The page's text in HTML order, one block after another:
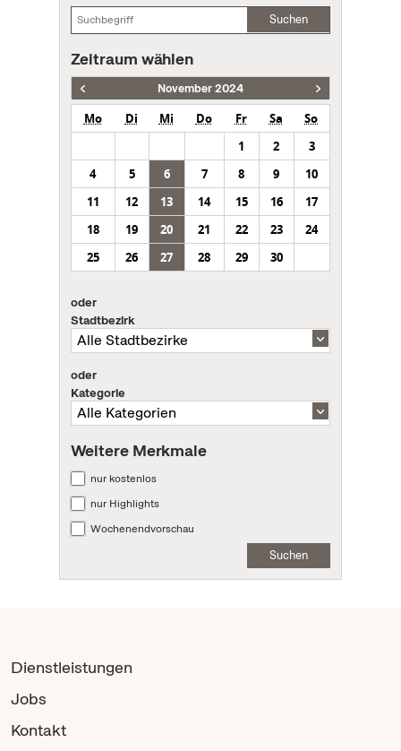
Suchen
Zeitraum wählen
November 2024
Mo Di Mi Do Fr Sa
So
1
2
3
4
5 6 7 8 9
10
11
12 13 14 15 16
17
18
19 20 21 22 23
24
25
26 27 28 29 30
oder
Stadtbezirk
oder
Kategorie
Weitere Merkmale
nur kostenlos
nur Highlights
Wochenendvorschau
Suchen
Dienstleistungen
Jobs
Kontakt